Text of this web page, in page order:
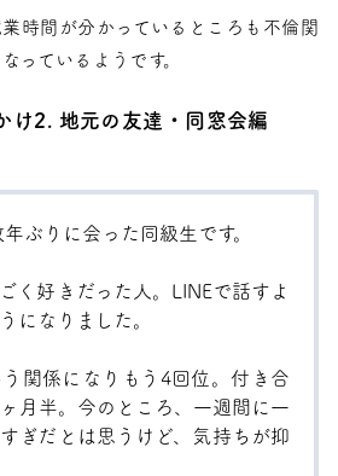
時間が分かっているところも不倫関
っているようです。
け2. 地元の友達・同窓会編
ぶりに会った同級生です。
く好きだった人。LINEで話すよ
になりました。
関係になりもう4回位。付き合
月半。今のところ、一週間に一
ぎだとは思うけど、気持ちが抑